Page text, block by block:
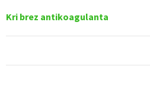
Kri brez antikoagulanta